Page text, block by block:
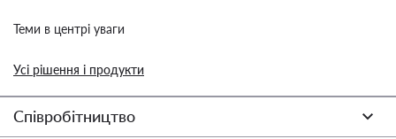
Теми в центрі уваги
Усі рішення і продукти
Співробітництво